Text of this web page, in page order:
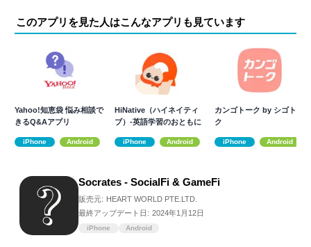
このアプリを見た人はこんなアプリも見ています
Yahoo!知恵袋 悩み相談で
きるQ&Aアプリ
iPhone Android
HiNative（ハイネイティ
ブ）-英語学習のおともに
iPhone Android
カンゴトーク by シゴトー
ク
iPhone Android
Socrates - SocialFi & GameFi
販売元: HEART WORLD PTE.LTD.
最終アップデート日: 2024年1月12日
iPhone Android